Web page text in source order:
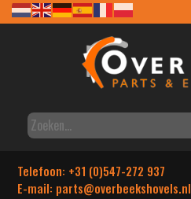
Telefoon: +31 (0)547-272 937
E-mail: parts@overbeekshovels.nl